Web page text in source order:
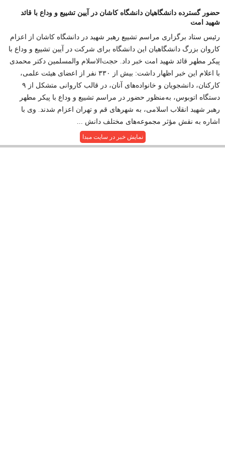
حضور گسترده دانشگاهیان دانشگاه کاشان در آیین تشییع و وداع با قائد
شهید امت
رئیس ستاد برگزاری مراسم تشییع رهبر شهید در دانشگاه کاشان از اعزام
کاروان بزرگ دانشگاهیان این دانشگاه برای شرکت در آیین تشییع و وداع با
پیکر مطهر قائد شهید امت خبر داد. حجت‌الاسلام والمسلمین دکتر محمدی
با اعلام این خبر اظهار داشت: بیش از ۳۳۰ نفر از اعضای هیئت علمی،
کارکنان، دانشجویان و خانواده‌های آنان، در قالب کاروانی متشکل از ۹
دستگاه اتوبوس، به‌منظور حضور در مراسم تشییع و وداع با پیکر مطهر
رهبر شهید انقلاب اسلامی، به شهرهای قم و تهران اعزام شدند. وی با
اشاره به نقش مؤثر مجموعه‌های مختلف دانش ...
نمایش خبر در سایت مبدا